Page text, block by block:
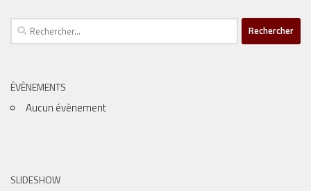
Rechercher :
ÉVÈNEMENTS
Aucun évènement
SLIDESHOW